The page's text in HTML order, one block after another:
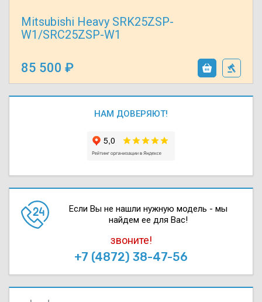
Mitsubishi Heavy SRK25ZSP-
W1/SRC25ZSP-W1
85 500
НАМ ДОВЕРЯЮТ!
Если Вы не нашли нужную модель - мы
найдем ее для Вас!
звоните!
+7 (4872) 38-47-56